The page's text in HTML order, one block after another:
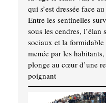
qui s’est dressée face
Entre les sentinelles
sous les cendres, l’élan
sociaux et la
menée par les
plonge au cœur d’une
poignant